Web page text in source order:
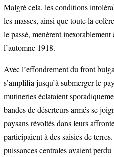
Malgré cela, les conditions
les masses, ainsi que toute la
le passé, menèrent
l’automne 1918.
Avec l’effondrement du front
s’amplifia jusqu’à submerger le
mutineries éclataient
bandes de déserteurs armés se
paysans révoltés dans leurs
participaient à des saisies de
puissances centrales avaient